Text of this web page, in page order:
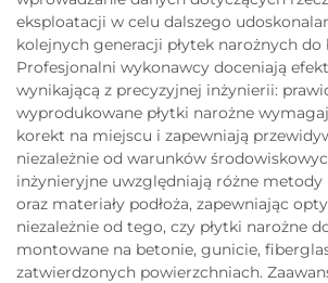
eksploatacji w celu dalszego
kolejnych generacji płytek narożnych do
Profesjonalni wykonawcy doceniają
wynikającą z precyzyjnej inżynierii:
wyprodukowane płytki narożne
korekt na miejscu i zapewniają
niezależnie od warunków
inżynieryjne uwzględniają różne metody
oraz materiały podłoża, zapewniając
niezależnie od tego, czy płytki narożne
montowane na betonie, gunicie,
zatwierdzonych powierzchniach.